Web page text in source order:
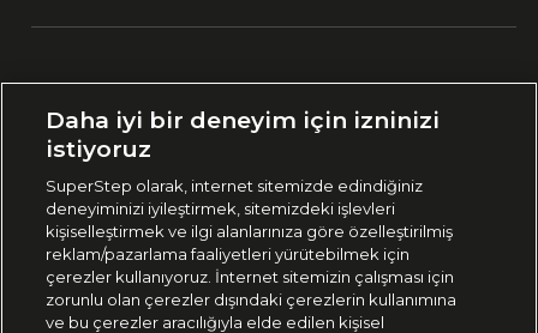
🇹🇷 Türkiye
444 37 36
Uygulamadan Takip Edin
Daha iyi bir deneyim için izninizi
istiyoruz
SuperStep olarak, internet sitemizde edindiğiniz
deneyiminizi iyileştirmek, sitemizdeki işlevleri
kişiselleştirmek ve ilgi alanlarınıza göre özelleştirilmiş
reklam/pazarlama faaliyetleri yürütebilmek için
çerezler kullanıyoruz. İnternet sitemizin çalışması için
zorunlu olan çerezler dışındaki çerezlerin kullanımına
ve bu çerezler aracılığıyla elde edilen kişisel